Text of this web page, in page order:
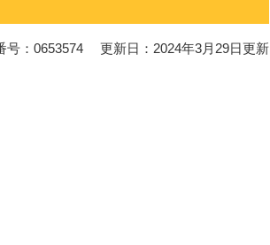
号：0653574 更新日：2024年3月29日更新